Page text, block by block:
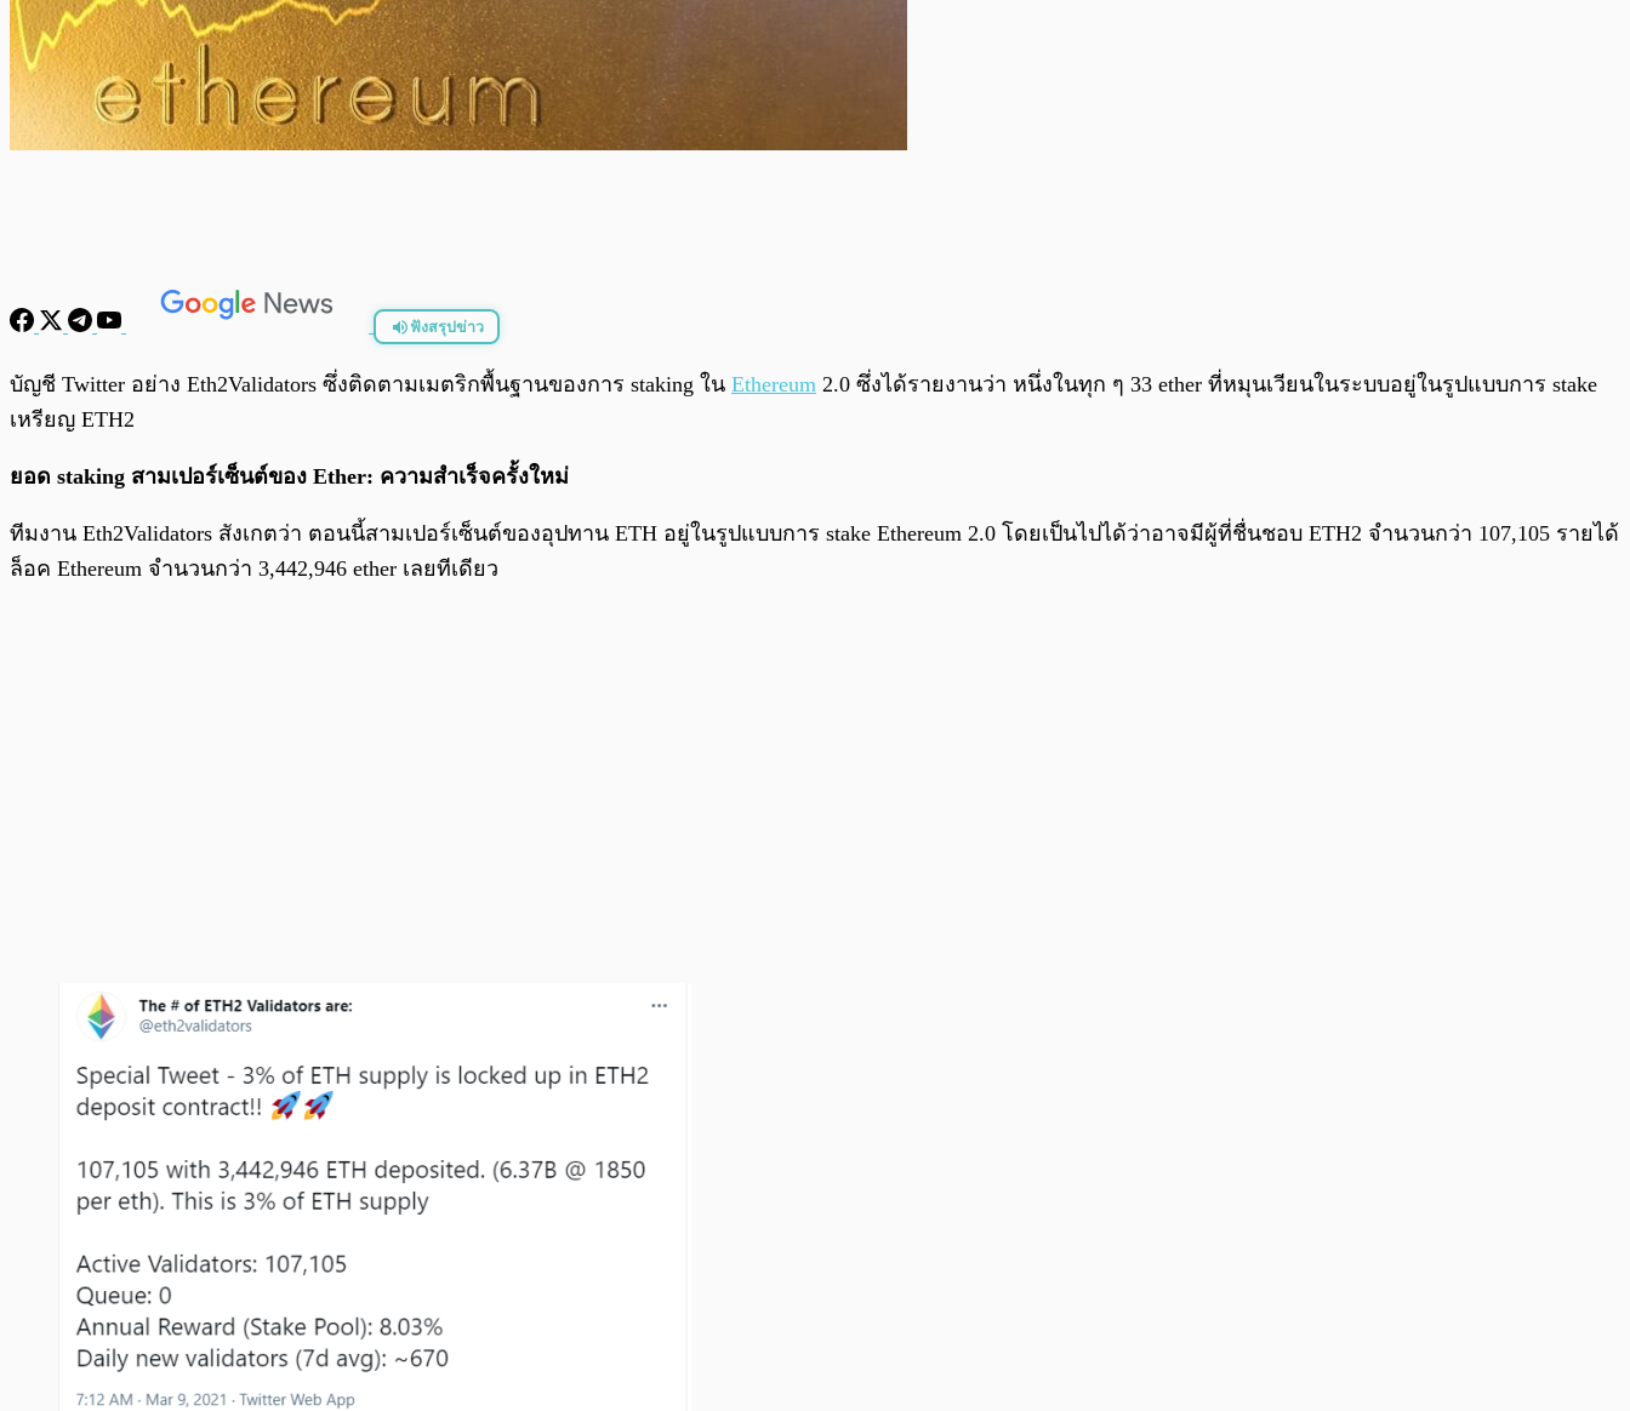
ฟังสรุปข่าว
พร้อมเล่น 0:00
บัญชี Twitter อย่าง Eth2Validators ซึ่งติดตามเมตริกพื้นฐานของการ staking ใน Ethereum 2.0 ซึ่งได้รายงานว่า หนึ่งในทุก ๆ 33 ether ที่หมุนเวียนในระบบอยู่ในรูปแบบการ stake
เหรียญ ETH2
ยอด staking สามเปอร์เซ็นต์ของ Ether: ความสำเร็จครั้งใหม่
ทีมงาน Eth2Validators สังเกตว่า ตอนนี้สามเปอร์เซ็นต์ของอุปทาน ETH อยู่ในรูปแบบการ stake Ethereum 2.0 โดยเป็นไปได้ว่าอาจมีผู้ที่ชื่นชอบ ETH2 จำนวนกว่า 107,105 รายได้
ล็อค Ethereum จำนวนกว่า 3,442,946 ether เลยทีเดียว